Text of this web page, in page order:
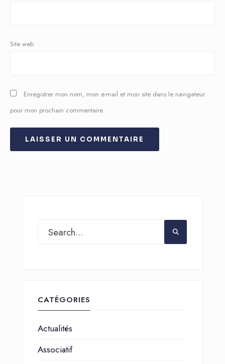
Site web
Enregistrer mon nom, mon e-mail et mon site dans le navigateur
pour mon prochain commentaire.
CATÉGORIES
Actualités
Associatif